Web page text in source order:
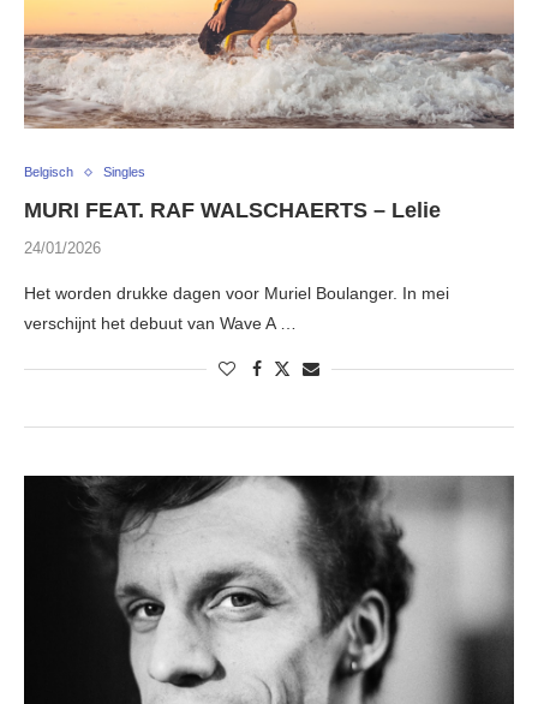
Belgisch Singles
MURI FEAT. RAF WALSCHAERTS – Lelie
24/01/2026
Het worden drukke dagen voor Muriel Boulanger. In mei
verschijnt het debuut van Wave A …